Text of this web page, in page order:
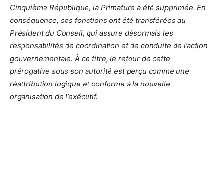
Cinquième République, la Primature a été supprimée. En
conséquence, ses fonctions ont été transférées au
Président du Conseil, qui assure désormais les
responsabilités de coordination et de conduite de l’action
gouvernementale. À ce titre, le retour de cette
prérogative sous son autorité est perçu comme une
réattribution logique et conforme à la nouvelle
organisation de l’exécutif.